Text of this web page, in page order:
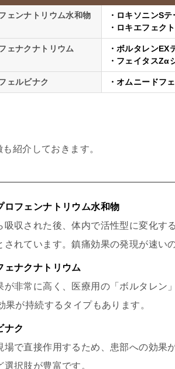
ェンナトリウム水和物
・ロキソニンSテ
・ロキエフェク
ェナクナトリウム
・ボルタレンEX
・フェイタスZα
ェルビナク ・オムニードフ
紹介しておきます。
ロフェンナトリウム水和物
吸収された後、体内で活性型に変化す
されています。鎮痛効果の発現が速い
ェナクナトリウム
が非常に高く、医療用の「ボルタレン
果が持続するタイプもあります。
ナク
場で直接作用するため、患部への効果
選択肢が豊富です。